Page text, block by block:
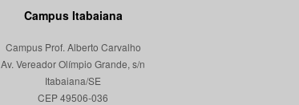
Campus Itabaiana
Campus Prof. Alberto Carvalho
Av. Vereador Olímpio Grande, s/n
Itabaiana/SE
CEP 49506-036